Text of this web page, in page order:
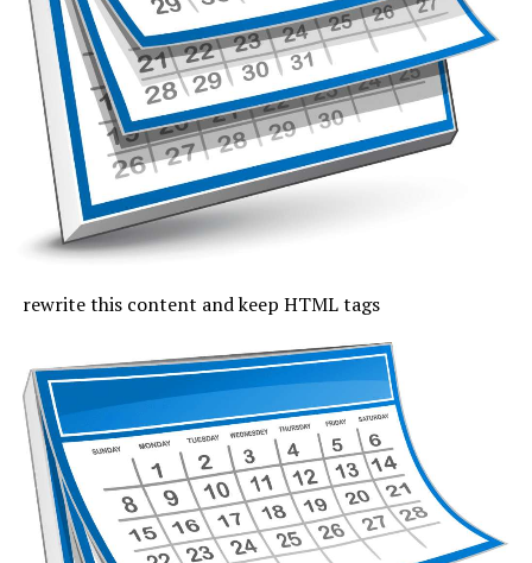
termică va urca până la 36 de grade în partea
continentală, pe litoral vor fi 31 de grade, iar noaptea va
fi tropicală. Cerul va fi mai mult senin, iar vântul va sufla
slab și moderat.
Joi, cu excepția zonei de coastă, vremea va fi caniculară,
indicele temperatură-umezeală va depăși pe arii extinse
pragul critic de 80 de unități, iar temperaturile maxime
se vor încadra între 33 și 37 de grade, mai coborâte pe
litoral, unde vor fi 30 de grade. Noaptea, valorile termice
mult moderat și după-amiază vor fi posibile averse slabe.
Vineri, valorile termice nu mai trec de pragul caniculei,
la malul mării vor fi 33 de grade și minimele nocturne se
mențin între 19 și 24 de grade. Cerul va avea înnorări
temporare după-amiaza, când local vor fi averse slabe,
însoțite de fenomene electrice și intensificări de vânt.
rewrite this content and keep HTML tags